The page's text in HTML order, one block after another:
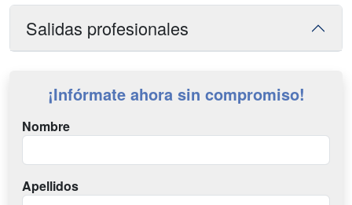
Salidas profesionales
¡Infórmate ahora sin compromiso!
Nombre
Apellidos